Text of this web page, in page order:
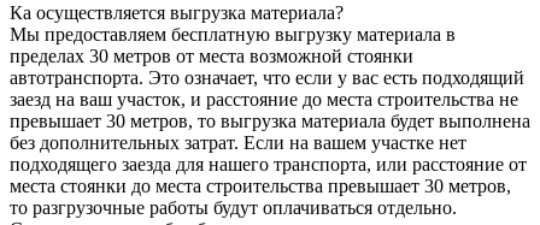
Ка осуществляется выгрузка материала?
Мы предоставляем бесплатную выгрузку материала в
пределах 30 метров от места возможной стоянки
автотранспорта. Это означает, что если у вас есть подходящий
заезд на ваш участок, и расстояние до места строительства не
превышает 30 метров, то выгрузка материала будет выполнена
без дополнительных затрат. Если на вашем участке нет
подходящего заезда для нашего транспорта, или расстояние от
места стоянки до места строительства превышает 30 метров,
то разгрузочные работы будут оплачиваться отдельно.